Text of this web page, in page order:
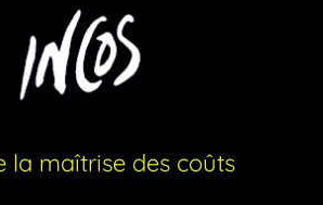
la maîtrise des coûts